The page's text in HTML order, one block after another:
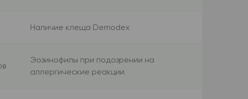
Наличие клеща Demodex
Эозинофилы при подозрении на
аллергические реакции